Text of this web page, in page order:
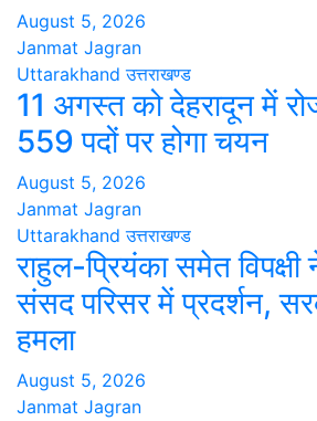
August 5, 2026
Janmat Jagran
Uttarakhand उत्तराखण्ड
11 अगस्त को देहरादून में
559 पदों पर होगा चयन
August 5, 2026
Janmat Jagran
Uttarakhand उत्तराखण्ड
राहुल-प्रियंका समेत
संसद परिसर में प्रदर्शन,
हमला
August 5, 2026
Janmat Jagran